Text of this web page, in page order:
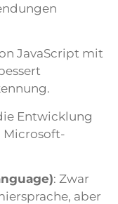
JavaScript mit
Entwicklung
Microsoft-
: Zwar
aber